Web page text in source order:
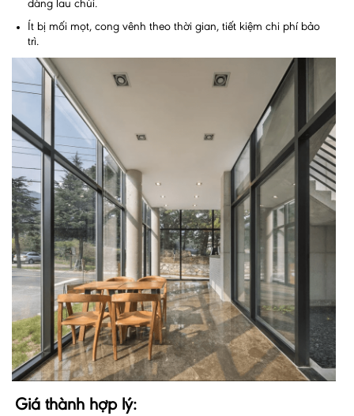
dàng lau chùi.
Ít bị mối mọt, cong vênh theo thời gian, tiết kiệm chi phí bảo
trì.
Giá thành hợp lý: